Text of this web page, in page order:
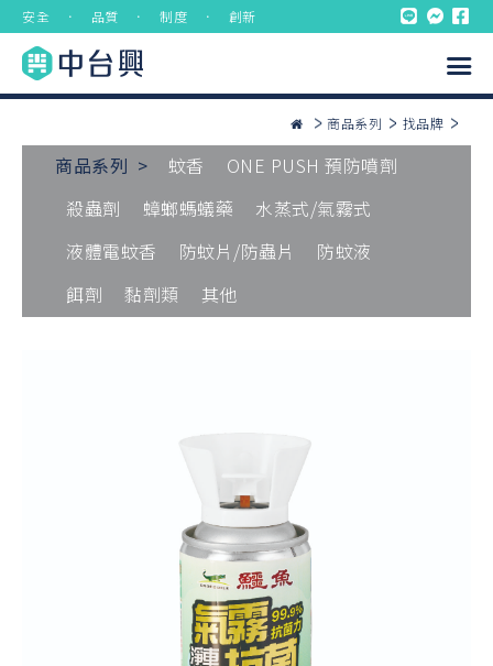
安全 ． 品質 ． 制度 ． 創新
商品系列 找品牌
商品系列 > 蚊香
ONE PUSH 預防噴劑
殺蟲劑
蟑螂螞蟻藥
水蒸式/氣霧式
液體電蚊香
防蚊片/防蟲片
防蚊液
餌劑
黏劑類 其他